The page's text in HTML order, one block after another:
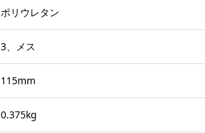
ポリウレタン
3、メス
115mm
0.375kg